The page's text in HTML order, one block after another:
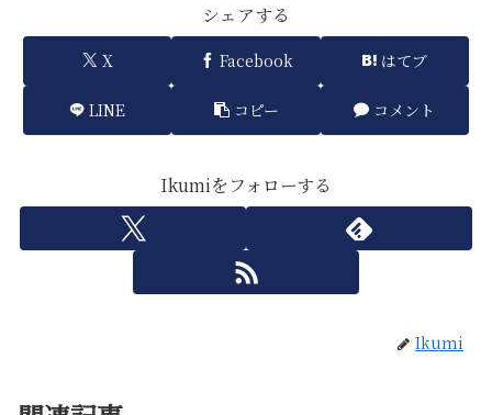
シェアする
X Facebook はてブ
LINE コピー コメント
Ikumiをフォローする
Ikumi